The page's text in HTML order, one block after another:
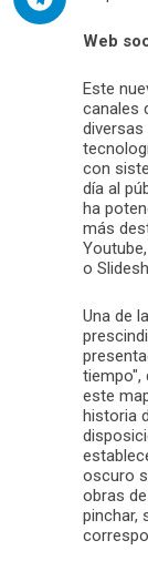
Web
Este
canales
con
día al
ha
más
o
Una de
tiempo",
este
historia
oscuro
obras
pinchar,